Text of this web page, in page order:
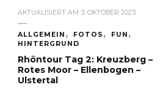
AKTUALISIERT AM 3. OKTOBER 2023
ALLGEMEIN FOTOS
FUN
HINTERGRUND
Rhöntour Tag 2: Kreuzberg –
Rotes Moor – Ellenbogen –
Ulstertal